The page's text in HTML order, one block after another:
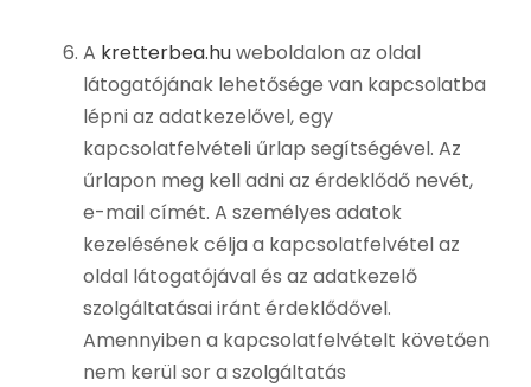
A kretterbea.huweboldalon az oldal
látogatójának lehetősége van kapcsolatba
lépni az adatkezelővel, egy
kapcsolatfelvételi űrlap segítségével. Az
űrlapon meg kell adni az érdeklődő nevét,
e-mail címét. A személyes adatok
kezelésének célja a kapcsolatfelvétel az
oldal látogatójával és az adatkezelő
szolgáltatásai iránt érdeklődővel.
Amennyiben a kapcsolatfelvételt követően
nem kerül sor a szolgáltatás